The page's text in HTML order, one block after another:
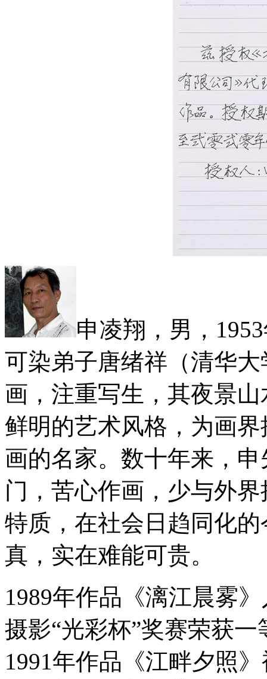
申凌翔，男，
可染弟子唐绪祥（清华
画，注重写生，其夜景
鲜明的艺术风格，为画
画的名家。数十年来，
门，苦心作画，少与外
特质，在社会日趋同化
真，实在难能可贵。
1989年作品《漓江晨雾
摄影“光彩杯”奖赛荣获一
1991年作品《江畔夕照